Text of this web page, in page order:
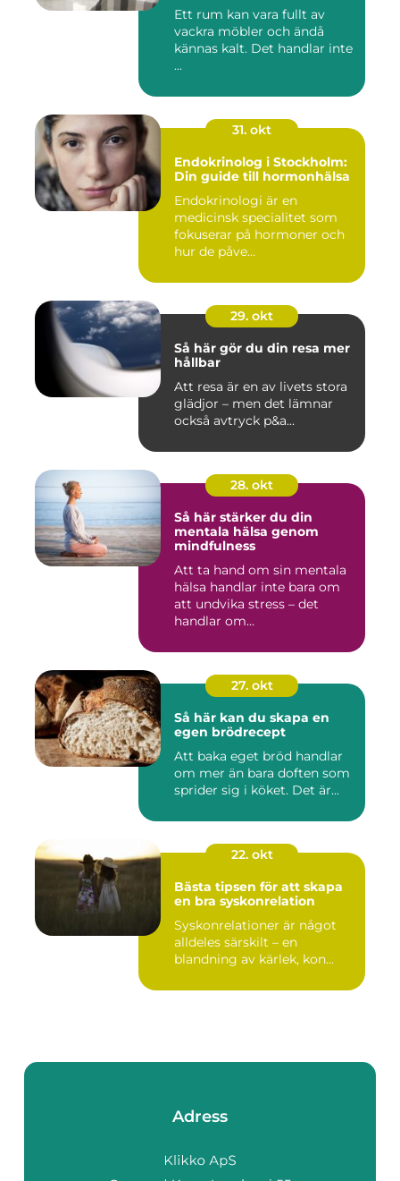
Ett rum kan vara fullt av
vackra möbler och ändå
kännas kalt. Det handlar inte
...
31. okt
Endokrinolog i Stockholm:
Din guide till hormonhälsa
Endokrinologi är en
medicinsk specialitet som
fokuserar på hormoner och
hur de påve...
29. okt
Så här gör du din resa mer
hållbar
Att resa är en av livets stora
glädjor – men det lämnar
också avtryck p&a...
28. okt
Så här stärker du din
mentala hälsa genom
mindfulness
Att ta hand om sin mentala
hälsa handlar inte bara om
att undvika stress – det
handlar om...
27. okt
Så här kan du skapa en
egen brödrecept
Att baka eget bröd handlar
om mer än bara doften som
sprider sig i köket. Det är...
22. okt
Bästa tipsen för att skapa
en bra syskonrelation
Syskonrelationer är något
alldeles särskilt – en
blandning av kärlek, kon...
Adress